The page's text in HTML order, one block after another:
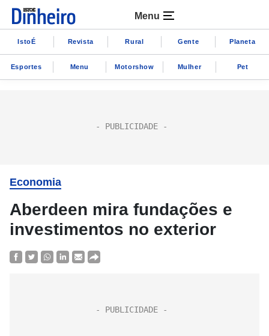
Menu
IstoÉ Revista Rural Gente Planeta
Esportes Menu Motorshow Mulher Pet
Economia
Aberdeen mira fundações e
investimentos no exterior